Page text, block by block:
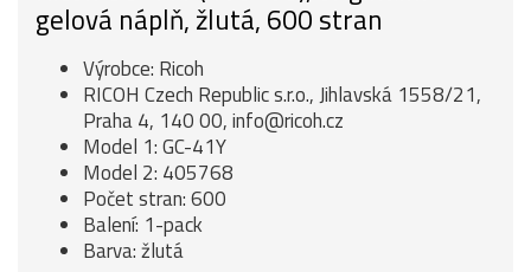
gelová náplň, žlutá, 600 stran
Výrobce: Ricoh
RICOH Czech Republic s.r.o., Jihlavská 1558/21,
Praha 4, 140 00, info@ricoh.cz
Model 1: GC-41Y
Model 2: 405768
Počet stran: 600
Balení: 1-pack
Barva: žlutá